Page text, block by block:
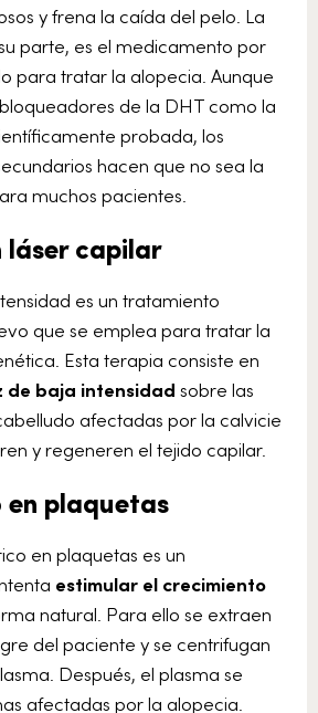
y frena la caída del pelo. La
parte, es el medicamento por
para tratar la alopecia. Aunque
de la DHT como la
probada, los
hacen que no sea la
muchos pacientes.
láser capilar
es un tratamiento
que se emplea para tratar la
Esta terapia consiste en
de baja intensidad sobre las
afectadas por la calvicie
y regeneren el tejido capilar.
en plaquetas
en plaquetas es un
estimular el crecimiento
natural. Para ello se extraen
del paciente y se centrifugan
Después, el plasma se
afectadas por la alopecia.